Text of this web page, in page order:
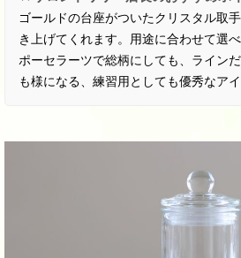
ゴールドの台座がついたクリスタル取
き上げてくれます。用途に合わせて選
ポーセラーツで総柄にしても、ライン
も様になる、練習用としても優秀なアイ